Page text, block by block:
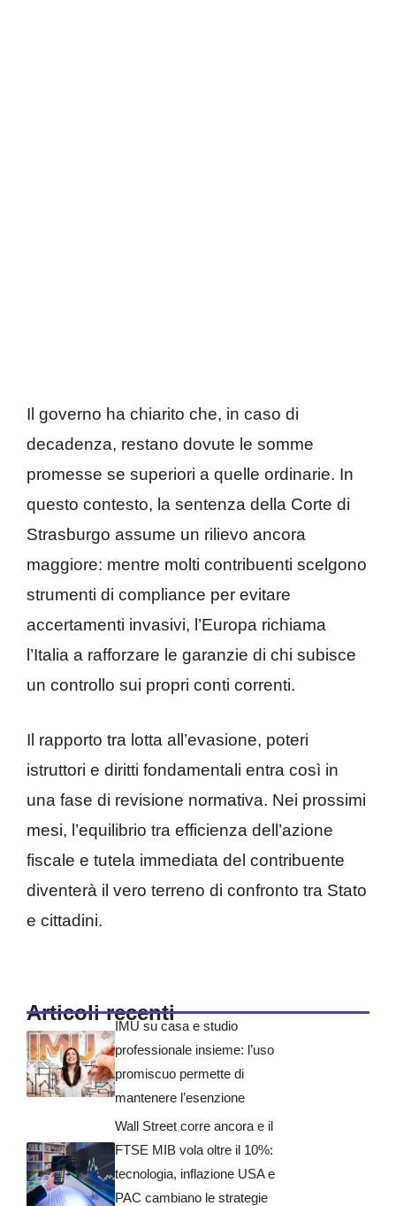
Il governo ha chiarito che, in caso di
decadenza, restano dovute le somme
promesse se superiori a quelle ordinarie. In
questo contesto, la sentenza della Corte di
Strasburgo assume un rilievo ancora
maggiore: mentre molti contribuenti scelgono
strumenti di compliance per evitare
accertamenti invasivi, l’Europa richiama
l’Italia a rafforzare le garanzie di chi subisce
un controllo sui propri conti correnti.
Il rapporto tra lotta all’evasione, poteri
istruttori e diritti fondamentali entra così in
una fase di revisione normativa. Nei prossimi
mesi, l’equilibrio tra efficienza dell’azione
fiscale e tutela immediata del contribuente
diventerà il vero terreno di confronto tra Stato
e cittadini.
Articoli recenti
IMU su casa e studio
professionale insieme: l’uso
promiscuo permette di
mantenere l’esenzione
Wall Street corre ancora e il
FTSE MIB vola oltre il 10%:
tecnologia, inflazione USA e
PAC cambiano le strategie